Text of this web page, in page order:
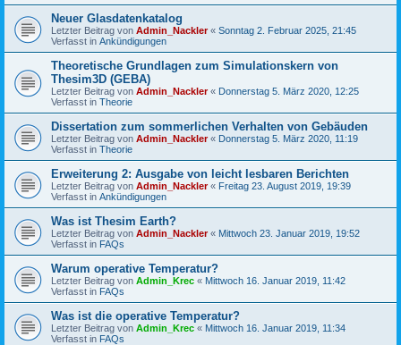
Neuer Glasdatenkatalog
Letzter Beitrag von Admin_Nackler« Sonntag 2. Februar 2025, 21:45
Verfasst in Ankündigungen
Theoretische Grundlagen zum Simulationskern von
Thesim3D (GEBA)
Letzter Beitrag von Admin_Nackler« Donnerstag 5. März 2020, 12:25
Verfasst in Theorie
Dissertation zum sommerlichen Verhalten von Gebäuden
Letzter Beitrag von Admin_Nackler« Donnerstag 5. März 2020, 11:19
Verfasst in Theorie
Erweiterung 2: Ausgabe von leicht lesbaren Berichten
Letzter Beitrag von Admin_Nackler« Freitag 23. August 2019, 19:39
Verfasst in Ankündigungen
Was ist Thesim Earth?
Letzter Beitrag von Admin_Nackler« Mittwoch 23. Januar 2019, 19:52
Verfasst in FAQs
Warum operative Temperatur?
Letzter Beitrag von Admin_Krec « Mittwoch 16. Januar 2019, 11:42
Verfasst in FAQs
Was ist die operative Temperatur?
Letzter Beitrag von Admin_Krec « Mittwoch 16. Januar 2019, 11:34
Verfasst in FAQs